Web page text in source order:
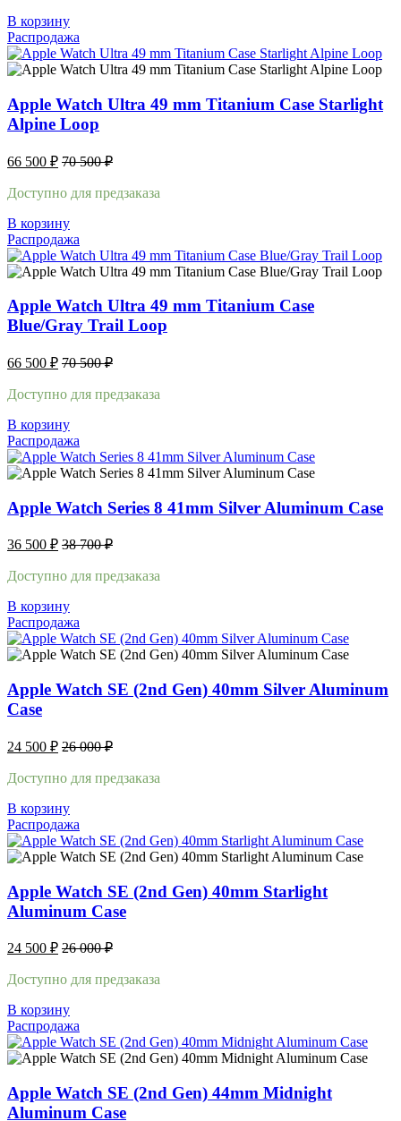
В корзину
Распродажа
Apple Watch Ultra 49 mm Titanium Case Starlight
Alpine Loop
66 500 ₽ 70 500₽
Доступно для предзаказа
В корзину
Распродажа
Apple Watch Ultra 49 mm Titanium Case
Blue/Gray Trail Loop
66 500 ₽ 70 500₽
Доступно для предзаказа
В корзину
Распродажа
Apple Watch Series 8 41mm Silver Aluminum Case
36 500 ₽ 38 700₽
Доступно для предзаказа
В корзину
Распродажа
Apple Watch SE (2nd Gen) 40mm Silver Aluminum
Case
24 500 ₽ 26 000₽
Доступно для предзаказа
В корзину
Распродажа
Apple Watch SE (2nd Gen) 40mm Starlight
Aluminum Case
24 500 ₽ 26 000₽
Доступно для предзаказа
В корзину
Распродажа
Apple Watch SE (2nd Gen) 44mm Midnight
Aluminum Case